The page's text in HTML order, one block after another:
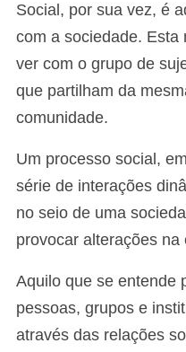
Social, por sua vez, é
com a sociedade. Esta
ver com o grupo de
que partilham da
comunidade.
Um processo social,
série de interações
no seio de uma
provocar alterações na
Aquilo que se entende
pessoas, grupos e
através das relações